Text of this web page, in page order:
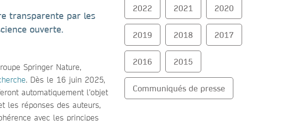
transparente par les
ouverte.
Springer Nature,
. Dès le 16 juin 2025,
automatiquement l’objet
les réponses des auteurs,
avec les principes
2022 2021 2020
2019 2018 2017
2016 2015
Communiqués de presse